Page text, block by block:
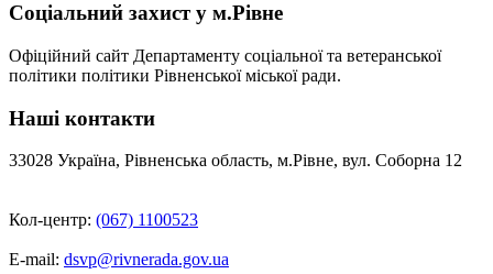
Соціальний захист у м.Рівне
Офіційний сайт Департаменту соціальної та ветеранської
політики політики Рівненської міської ради.
Наші контакти
33028 Україна, Рівненська область, м.Рівне, вул. Соборна 12
Кол-центр: (067) 1100523
E-mail: dsvp@rivnerada.gov.ua